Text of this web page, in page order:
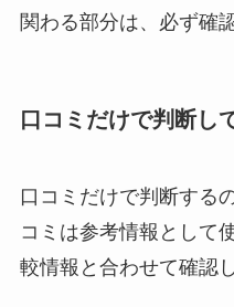
関わる部分は、必ず確
口コミだけで判断し
口コミだけで判断する
コミは参考情報として
較情報と合わせて確認